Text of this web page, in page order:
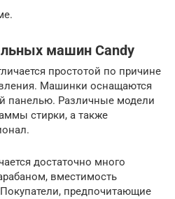
машин Candy
простотой по причине
Машинки оснащаются
панелью. Различные модели
стирки, а также
достаточно много
вместимость
Покупатели, предпочитающие